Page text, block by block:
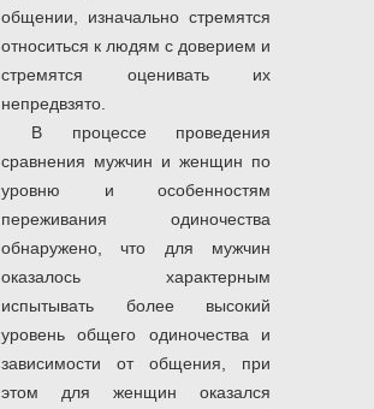
общении, изначально стремятся
относиться к людям с доверием и
стремятся оценивать их
непредвзято.
В процессе проведения
сравнения мужчин и женщин по
уровню и особенностям
переживания одиночества
обнаружено, что для мужчин
оказалось характерным
испытывать более высокий
уровень общего одиночества и
зависимости от общения, при
этом для женщин оказался